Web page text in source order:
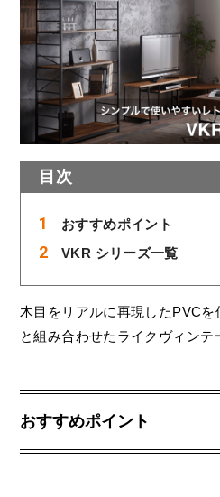
目次
おすすめポイント
VKR シリーズ一覧
木目をリアルに再現したPVC
と組み合わせたライクヴィンテ
おすすめポイント